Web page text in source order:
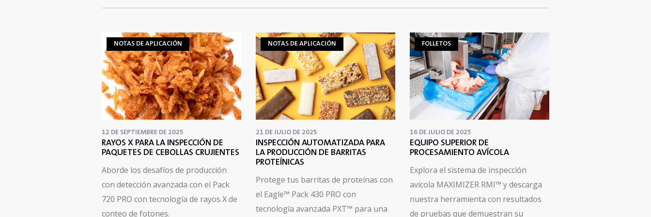
NOTAS DE APLICACIÓN
12 DE SEPTIEMBRE DE 2025
RAYOS X PARA LA INSPECCIÓN DE
PAQUETES DE CEBOLLAS CRUJIENTES
Aborde los desafíos de producción
con detección avanzada con el Pack
720 PRO con tecnología de rayos X de
conteo de fotones.
NOTAS DE APLICACIÓN
21 DE JULIO DE 2025
INSPECCIÓN AUTOMATIZADA PARA
LA PRODUCCIÓN DE BARRITAS
PROTEÍNICAS
Protege tus barritas de proteínas con
el Eagle™ Pack 430 PRO con
tecnología avanzada PXT™ para una
FOLLETOS
16 DE JULIO DE 2025
EQUIPO SUPERIOR DE
PROCESAMIENTO AVÍCOLA
Explora el sistema de inspección
avícola MAXIMIZER RMI™ y descarga
nuestra herramienta con resultados
de pruebas que demuestran su